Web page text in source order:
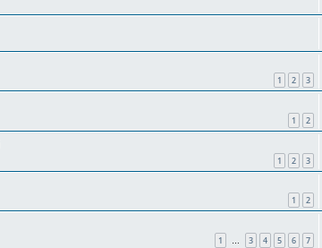
1 2 3
1 2
1 2 3
1 2
1 … 3 4 5 6 7